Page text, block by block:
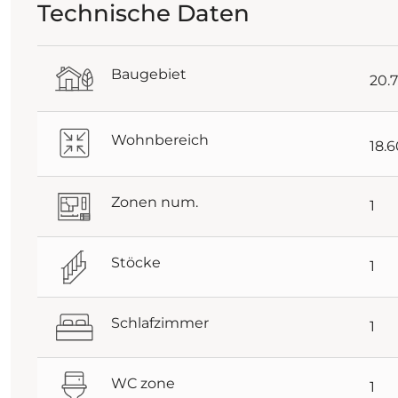
Technische Daten
Baugebiet
Wohnbereich
Zonen num. 1
Stöcke 1
Schlafzimmer 1
WC zone 1